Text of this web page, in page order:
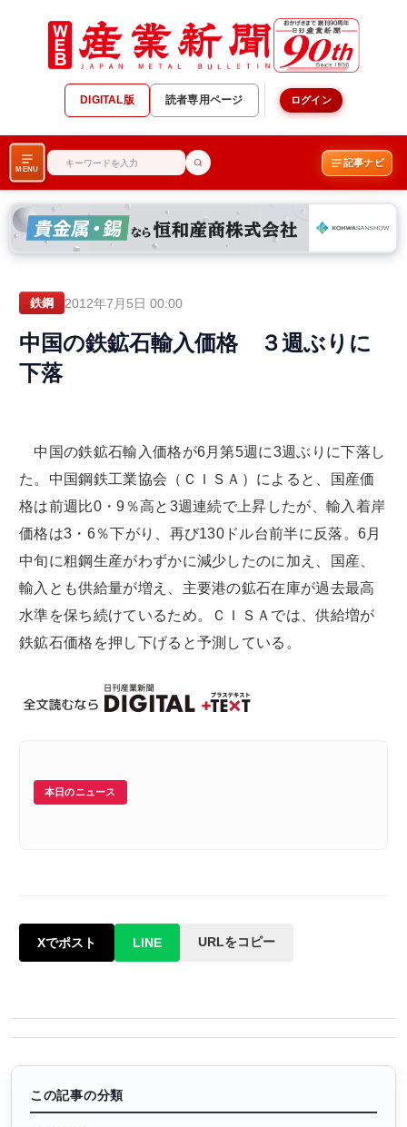
DIGITAL版 読者専用ページ ログイン
MENU
記事ナビ
鉄鋼 2012年7月5日 00:00
中国の鉄鉱石輸入価格 ３週ぶりに
下落
中国の鉄鉱石輸入価格が6月第5週に3週ぶりに下落し
た。中国鋼鉄工業協会（ＣＩＳＡ）によると、国産価
格は前週比0・9％高と3週連続で上昇したが、輸入着岸
価格は3・6％下がり、再び130ドル台前半に反落。6月
中旬に粗鋼生産がわずかに減少したのに加え、国産、
輸入とも供給量が増え、主要港の鉱石在庫が過去最高
水準を保ち続けているため。ＣＩＳＡでは、供給増が
鉄鉱石価格を押し下げると予測している。
本日のニュース
Xでポスト LINE URLをコピー
この記事の分類